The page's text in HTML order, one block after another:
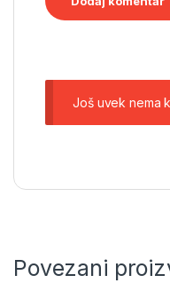
Još uvek nema
Povezani